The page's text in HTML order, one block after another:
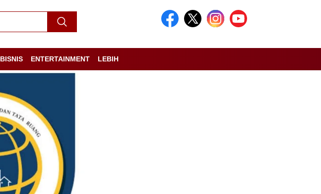
BISNIS ENTERTAINMENT LEBIH